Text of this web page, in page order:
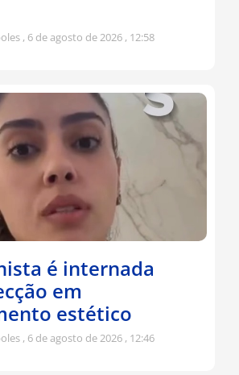
6 de agosto de 2026 12:58
é internada
em
estético
6 de agosto de 2026 12:46